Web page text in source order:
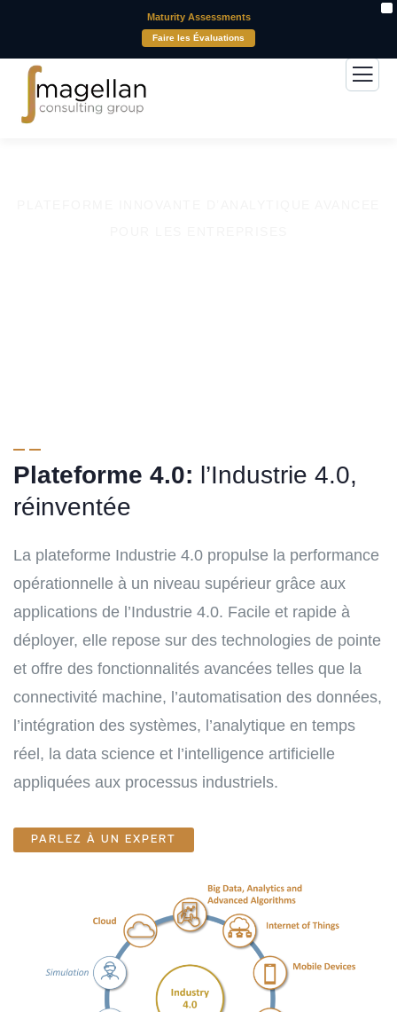
Maturity Assessments
Faire les Évaluations
Plateforme 4.0: l’Industrie 4.0,
réinventée
La plateforme Industrie 4.0 propulse la performance
opérationnelle à un niveau supérieur grâce aux
applications de l’Industrie 4.0. Facile et rapide à
déployer, elle repose sur des technologies de pointe
et offre des fonctionnalités avancées telles que la
connectivité machine, l’automatisation des données,
l’intégration des systèmes, l’analytique en temps
réel, la data science et l’intelligence artificielle
appliquées aux processus industriels.
PARLEZ À UN EXPERT